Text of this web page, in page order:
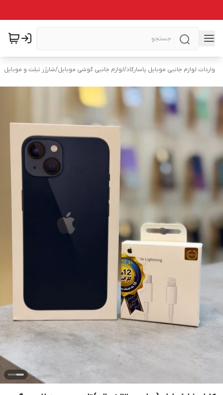
واردات لوازم جانبی موبایل پاسارگاد/لوازم جانبی گوشی موبایل/شارژر تبلت و موبایل